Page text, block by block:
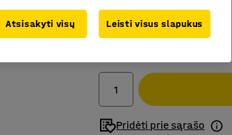
Minkšta rankena
17.-€
Pridėti prie sąrašo
Atsisakyti visų Leisti visus slapukus